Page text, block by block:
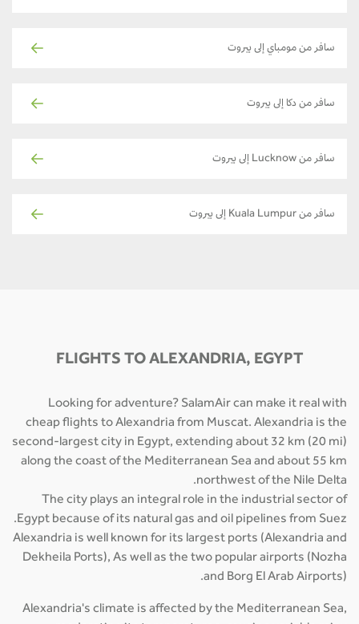
سافر من مومباي إلى بيروت
سافر من دكا إلى بيروت
سافر من Lucknow إلى بيروت
سافر من Kuala Lumpur إلى بيروت
FLIGHTS TO ALEXANDRIA, EGYPT
Looking for adventure? SalamAir can make it real with
cheap flights to Alexandria from Muscat. Alexandria is the
second-largest city in Egypt, extending about 32 km (20 mi)
along the coast of the Mediterranean Sea and about 55 km
northwest of the Nile Delta.
The city plays an integral role in the industrial sector of
Egypt because of its natural gas and oil pipelines from Suez.
Alexandria is well known for its largest ports (Alexandria and
Dekheila Ports), As well as the two popular airports (Nozha
and Borg El Arab Airports).
Alexandria's climate is affected by the Mediterranean Sea,